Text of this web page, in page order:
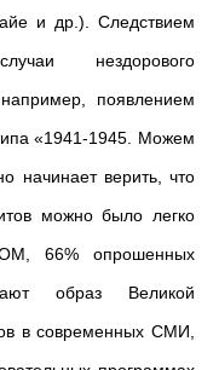
и др.). Следствием
нездорового
появлением
«1941-1945. Можем
начинает верить, что
можно было легко
66% опрошенных
образ Великой
в современных СМИ,